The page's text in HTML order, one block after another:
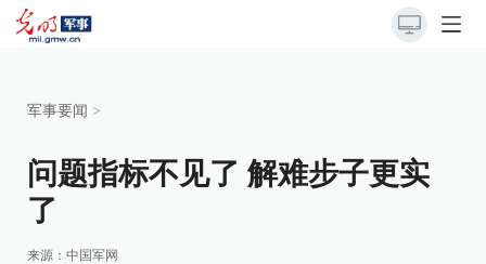
军事要闻 >
问题指标不见了 解难步子更实
了
来源： 中国军网